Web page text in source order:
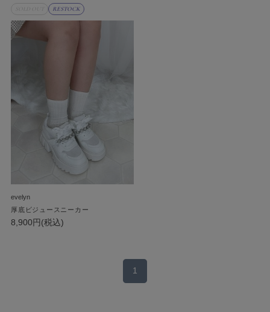
RESTOCK
evelyn
厚底ビジュースニーカー
8,900円(税込)
1